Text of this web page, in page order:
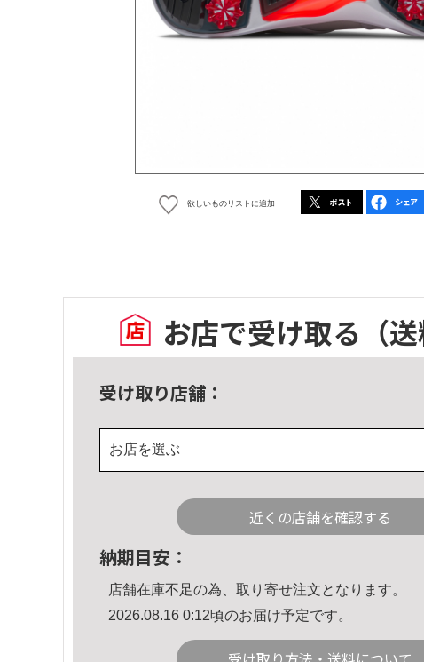
欲しいものリストに追加
お店で受け取る （
受け取り店舗：
お店を選ぶ
近くの店舗を確認する
納期目安：
店舗在庫不足の為、取り寄せ注文となります。
2026.08.16 0:12頃のお届け予定です。